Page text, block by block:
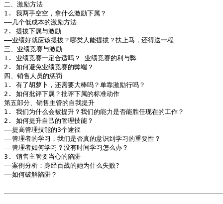
二、激励方法
1. 我两手空空，拿什么激励下属？
――几个低成本的激励方法
2. 提拔下属与激励
――业绩好就应该提拔？哪类人能提拔？扶上马，还得送一程
三、业绩竞赛与激励
1. 业绩竞赛一定合适吗？ 业绩竞赛的利与弊
2. 如何避免业绩竞赛的弊端？
四、销售人员的惩罚
1. 有了胡萝卜，还需要大棒吗？单靠激励行吗？
2. 如何批评下属？批评下属的标准动作
第五部分、销售主管的自我提升
1. 我们为什么会被提升？我们的能力是否能胜任现在的工作？
2. 如何提升自己的管理技能？
――提高管理技能的3个途径
――管理者的学习，我们是否真的意识到学习的重要性？
――管理者如何学习？没有时间学习怎么办？
3. 销售主管要当心的陷阱
――案例分析：身经百战的她为什么失败?
――如何破解陷阱？